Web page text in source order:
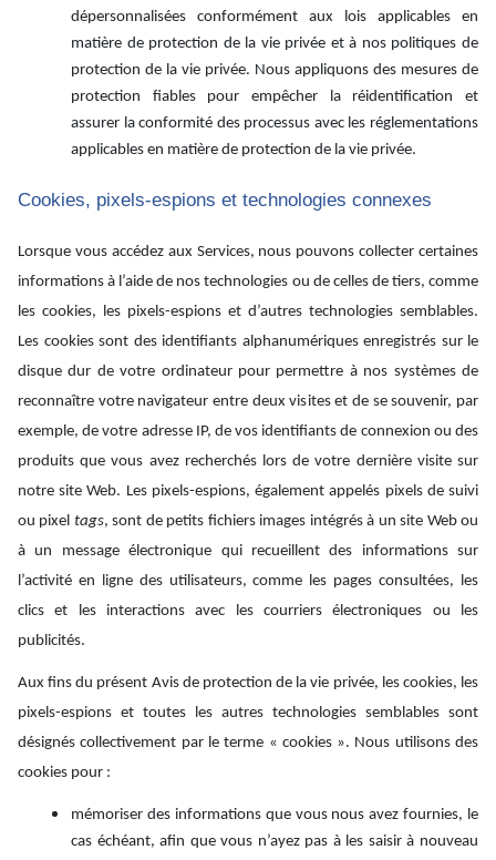
dépersonnalisées conformément aux lois applicables en
matière de protection de la vie privée et à nos politiques de
protection de la vie privée. Nous appliquons des mesures de
protection fiables pour empêcher la réidentification et
assurer la conformité des processus avec les réglementations
applicables en matière de protection de la vie privée.
Cookies, pixels-espions et technologies connexes
Lorsque vous accédez aux Services, nous pouvons collecter certaines
informations à l’aide de nos technologies ou de celles de tiers, comme
les cookies, les pixels-espions et d’autres technologies semblables.
Les cookies sont des identifiants alphanumériques enregistrés sur le
disque dur de votre ordinateur pour permettre à nos systèmes de
reconnaître votre navigateur entre deux visites et de se souvenir, par
exemple, de votre adresse IP, de vos identifiants de connexion ou des
produits que vous avez recherchés lors de votre dernière visite sur
notre site Web. Les pixels-espions, également appelés pixels de suivi
ou pixel tags, sont de petits fichiers images intégrés à un site Web ou
à un message électronique qui recueillent des informations sur
l’activité en ligne des utilisateurs, comme les pages consultées, les
clics et les interactions avec les courriers électroniques ou les
publicités.
Aux fins du présent Avis de protection de la vie privée, les cookies, les
pixels-espions et toutes les autres technologies semblables sont
désignés collectivement par le terme « cookies ». Nous utilisons des
cookies pour :
mémoriser des informations que vous nous avez fournies, le
cas échéant, afin que vous n’ayez pas à les saisir à nouveau